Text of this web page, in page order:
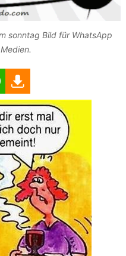
sonntag Bild für WhatsApp